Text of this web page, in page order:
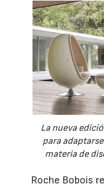
La nueva
para
materia de
Roche Bobois